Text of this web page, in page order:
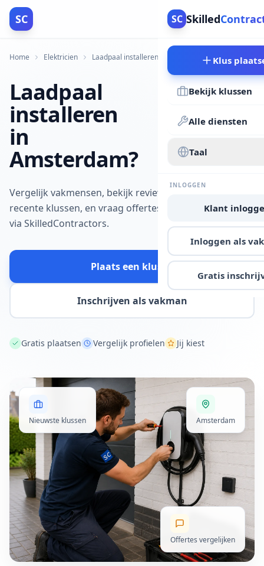
SC SC Skilled
Klus
Bekijk klussen
Alle diensten
Taal
INLOGGEN
Klant
Inloggen als
Gratis
Home Elektricien Laadpaal installeren Amsterdam
Laadpaal
installeren
in
Amsterdam?
Vergelijk vakmensen, bekijk reviews en
recente klussen, en vraag offertes aan
via SkilledContractors.
Plaats een klus
Inschrijven als vakman
Gratis plaatsen Vergelijk profielen Jij kiest
Nieuwste klussen Amsterdam
Offertes vergelijken